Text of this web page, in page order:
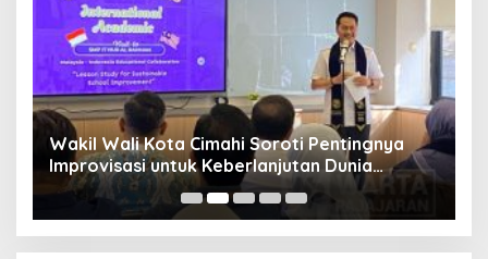
Wakil Wali Kota Cimahi Soroti Pentingnya
Improvisasi untuk Keberlanjutan Dunia
Pendidikan